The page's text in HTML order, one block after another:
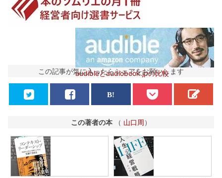
audibleとaudiobook.jpの比較
この記事が気に入ったらシェアをお願いします
この著者の本 （ 山口周）